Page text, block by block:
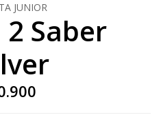
JUNIOR
Saber